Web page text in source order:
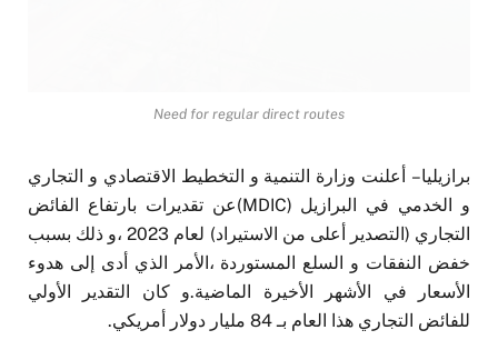
Need for regular direct routes
برازيليا – أعلنت وزارة التنمية و التخطيط الاقتصادي و التجاري
و الخدمي في البرازيل (MDIC)عن تقديرات بارتفاع الفائض
التجاري (التصدير أعلى من الاستيراد) لعام 2023 ،و ذلك بسبب
خفض النفقات و السلع المستوردة ،الأمر الذي أدى إلى هدوء
الأسعار في الأشهر الأخيرة الماضية.و كان التقدير الأولي
للفائض التجاري هذا العام بـ 84 مليار دولار أمريكي.